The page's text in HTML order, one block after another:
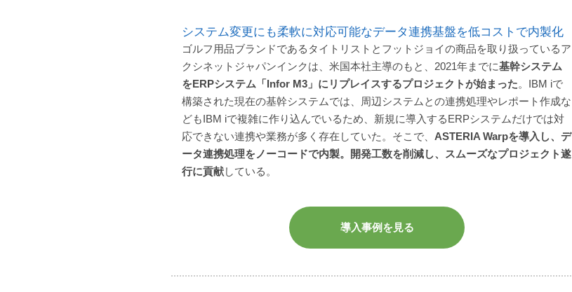
システム変更にも柔軟に対応可能なデータ連携基盤を低コストで内製化
ゴルフ用品ブランドであるタイトリストとフットジョイの商品を取り扱っているア
クシネットジャパンインクは、米国本社主導のもと、2021年までに基幹システム
をERPシステム「Infor M3」にリプレイスするプロジェクトが始まった。IBM iで
構築された現在の基幹システムでは、周辺システムとの連携処理やレポート作成な
どもIBM iで複雑に作り込んでいるため、新規に導入するERPシステムだけでは対
応できない連携や業務が多く存在していた。そこで、 ASTERIA Warpを導入し、デ
ータ連携処理をノーコードで内製。開発工数を削減し、スムーズなプロジェクト遂
行に貢献している。
導入事例を見る